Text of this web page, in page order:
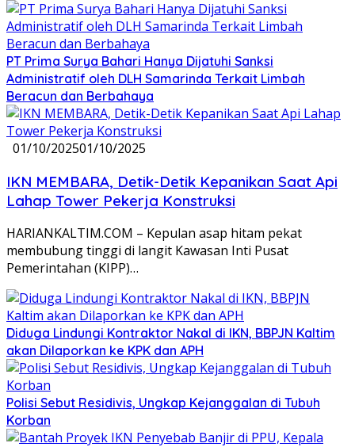
PT Prima Surya Bahari Hanya Dijatuhi Sanksi
Administratif oleh DLH Samarinda Terkait Limbah
Beracun dan Berbahaya
01/10/202501/10/2025
IKN MEMBARA, Detik-Detik Kepanikan Saat Api
Lahap Tower Pekerja Konstruksi
HARIANKALTIM.COM – Kepulan asap hitam pekat
membubung tinggi di langit Kawasan Inti Pusat
Pemerintahan (KIPP)…
Diduga Lindungi Kontraktor Nakal di IKN, BBPJN Kaltim
akan Dilaporkan ke KPK dan APH
Polisi Sebut Residivis, Ungkap Kejanggalan di Tubuh
Korban